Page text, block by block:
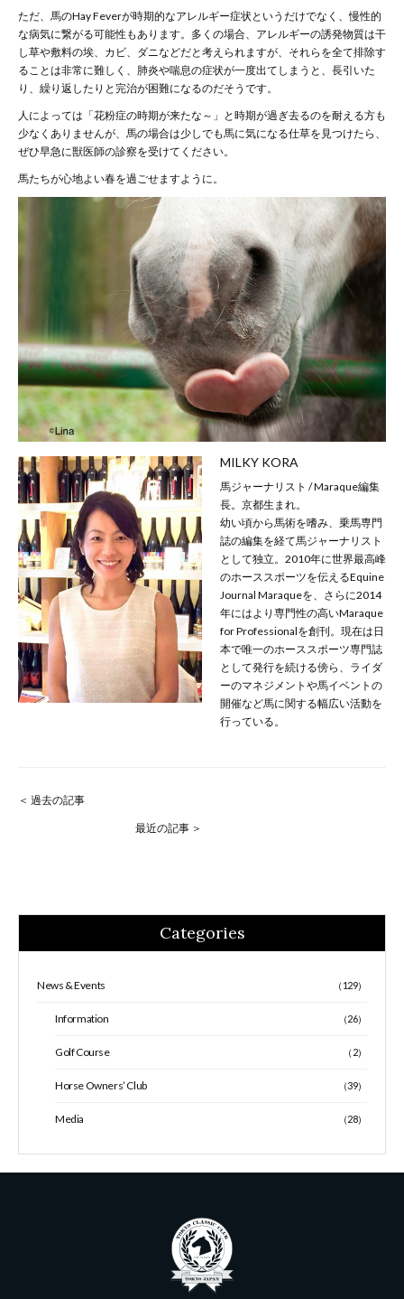
ただ、馬のHay Feverが時期的なアレルギー症状というだけでなく、慢性的
な病気に繋がる可能性もあります。多くの場合、アレルギーの誘発物質は干
し草や敷料の埃、カビ、ダニなどだと考えられますが、それらを全て排除す
ることは非常に難しく、肺炎や喘息の症状が一度出てしまうと、長引いた
り、繰り返したりと完治が困難になるのだそうです。
人によっては「花粉症の時期が来たな～」と時期が過ぎ去るのを耐える方も
少なくありませんが、馬の場合は少しでも馬に気になる仕草を見つけたら、
ぜひ早急に獣医師の診察を受けてください。
馬たちが心地よい春を過ごせますように。
MILKY KORA
馬ジャーナリスト / Maraque編集
長。京都生まれ。
幼い頃から馬術を嗜み、乗馬専門
誌の編集を経て馬ジャーナリスト
として独立。2010年に世界最高峰
のホーススポーツを伝えるEquine
Journal Maraqueを、さらに2014
年にはより専門性の高いMaraque
for Professionalを創刊。現在は日
本で唯一のホーススポーツ専門誌
として発行を続ける傍ら、ライダ
ーのマネジメントや馬イベントの
開催など馬に関する幅広い活動を
行っている。
＜ 過去の記事
最近の記事 ＞
Categories
News & Events （129）
Information （26）
Golf Course （2）
Horse Owners’ Club （39）
Media （28）